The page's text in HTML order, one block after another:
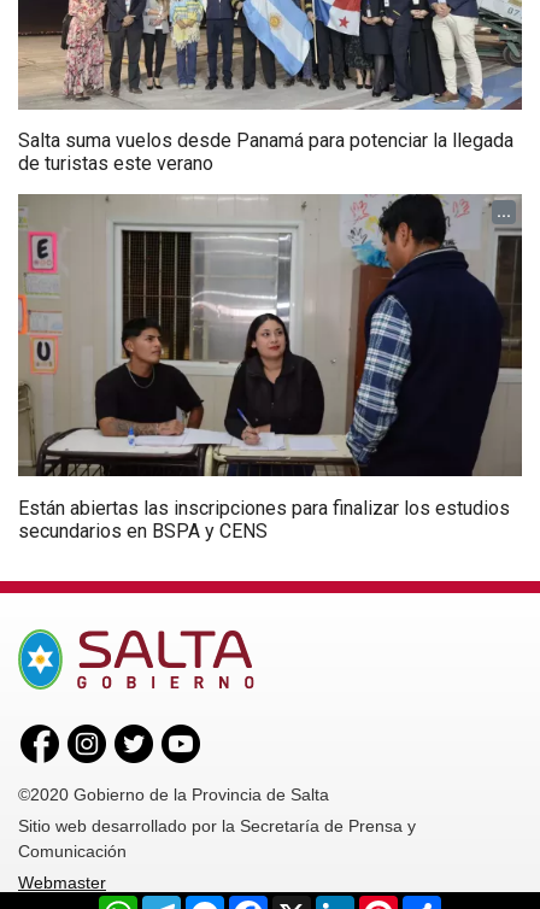
Salta suma vuelos desde Panamá para potenciar la llegada
de turistas este verano
...
Están abiertas las inscripciones para finalizar los estudios
secundarios en BSPA y CENS
©2020 Gobierno de la Provincia de Salta
Sitio web desarrollado por la Secretaría de Prensa y
Comunicación
Webmaster